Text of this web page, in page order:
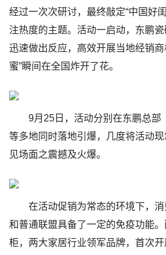
经过一次次研讨，最终敲定“中国好
注热度的主题。活动一启动，东鹏瓷
迅速做出反应，高效开展当地经销商
蜜”瞬间在全国炸开了花。
9月25日，活动分别在东鹏总部
等多地同时落地引爆，几度将活动
见场面之震撼及火爆。
在活动促销为常态的环境下，
和普通联盟具备了一定的免疫功能
柜，两大家居行业领军品牌，首次开